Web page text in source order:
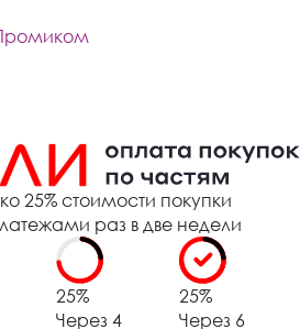
25% стоимости покупки
раз в две недели
25%
Через 4
25%
Через 6